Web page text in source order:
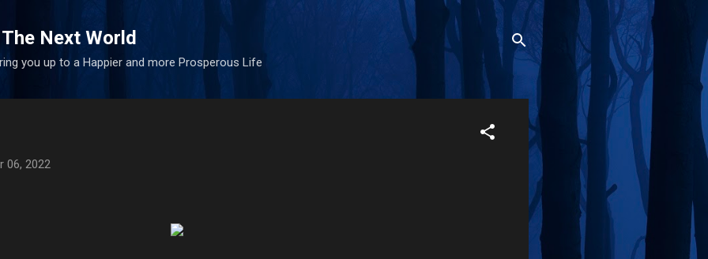
Next World
you up to a Happier and more Prosperous Life
06, 2022